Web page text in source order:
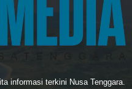
informasi terkini Nusa Tenggara.